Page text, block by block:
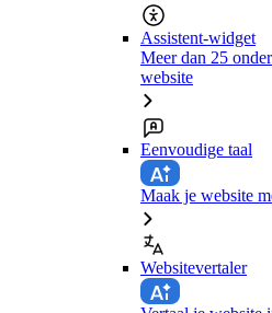
Assistent-widget
Meer dan 25
website
Eenvoudige taal
Maak je website
Websitevertaler